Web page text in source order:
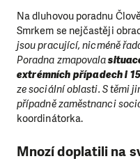
Na dluhovou poradnu
Smrkem se nejčastěji
jsou pracující, nicméně
Poradna zmapovala
extrémních případech i
ze sociální oblasti. S těmi
případně zaměstnanci
koordinátorka.
Mnozí doplatili na